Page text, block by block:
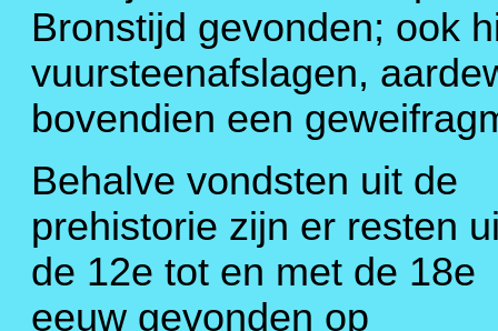
Bronstijd gevonden; ook
vuursteenafslagen,
bovendien een
Behalve vondsten uit de
prehistorie zijn er resten
de 12e tot en met de 18e
eeuw gevonden op